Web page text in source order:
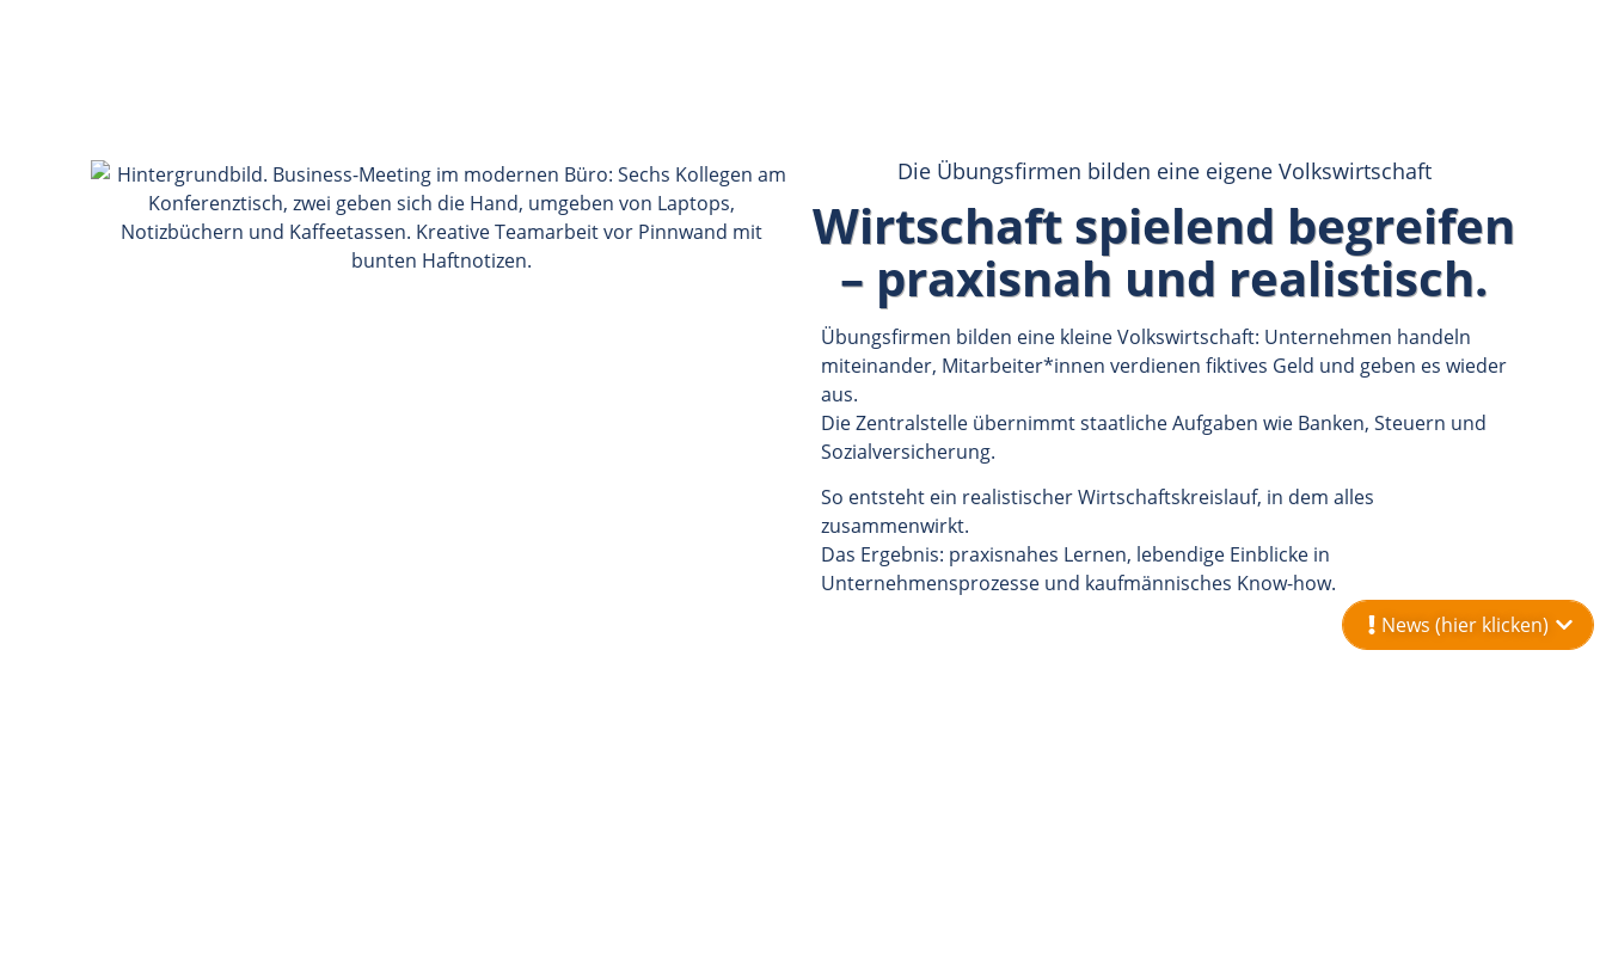
News (hier klicken)
Die Übungsfirmen bilden eine eigene Volkswirtschaft
Wirtschaft spielend begreifen
– praxisnah und realistisch.
Übungsfirmen bilden eine kleine Volkswirtschaft: Unternehmen handeln
miteinander, Mitarbeiter*innen verdienen fiktives Geld und geben es wieder
aus.
Die Zentralstelle übernimmt staatliche Aufgaben wie Banken, Steuern und
Sozialversicherung.
So entsteht ein realistischer Wirtschaftskreislauf, in dem alles
zusammenwirkt.
Das Ergebnis: praxisnahes Lernen, lebendige Einblicke in
Unternehmensprozesse und kaufmännisches Know-how.